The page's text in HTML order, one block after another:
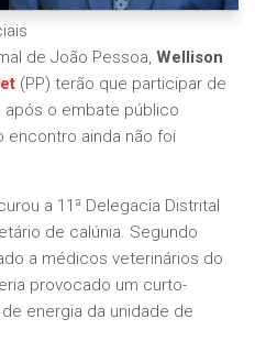
de João Pessoa, Wellison
(PP) terão que participar de
após o embate público
encontro ainda não foi
a 11ª Delegacia Distrital
de calúnia. Segundo
a médicos veterinários do
provocado um curto-
energia da unidade de